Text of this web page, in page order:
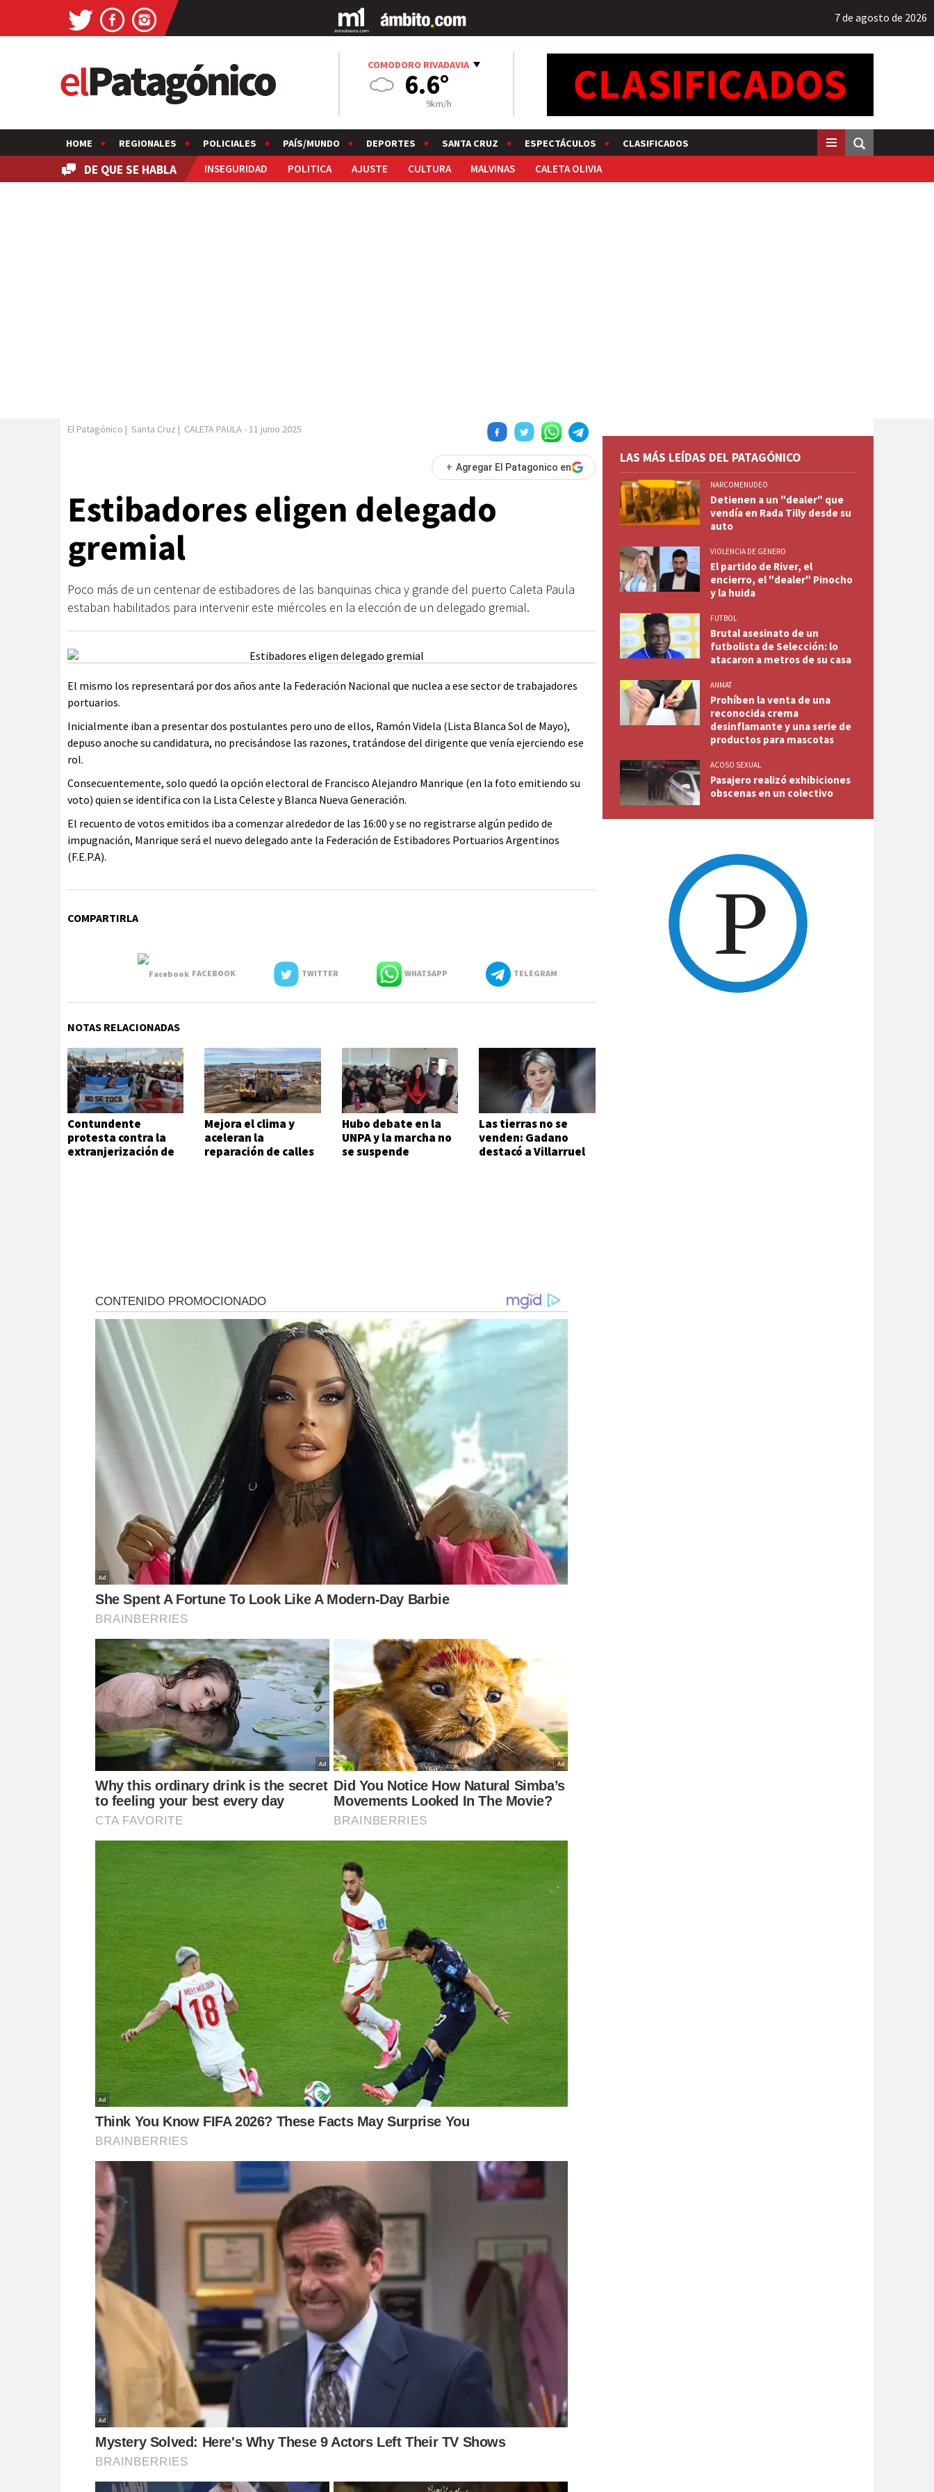
7 de agosto de 2026
COMODORO RIVADAVIA
6.6°
9km/h
HOME REGIONALES POLICIALES PAÍS/MUNDO DEPORTES SANTA CRUZ ESPECTÁCULOS CLASIFICADOS
DE QUE SE HABLA INSEGURIDAD POLITICA AJUSTE CULTURA MALVINAS CALETA OLIVIA
El Patagónico | Santa Cruz | CALETA PAULA- 11 junio 2025
+ Agregar El Patagonico en
Estibadores eligen delegado
gremial
Poco más de un centenar de estibadores de las banquinas chica y grande del puerto Caleta Paula
estaban habilitados para intervenir este miércoles en la elección de un delegado gremial.
El mismo los representará por dos años ante la Federación Nacional que nuclea a ese sector de trabajadores
portuarios.
Inicialmente iban a presentar dos postulantes pero uno de ellos, Ramón Videla (Lista Blanca Sol de Mayo),
depuso anoche su candidatura, no precisándose las razones, tratándose del dirigente que venía ejerciendo ese
rol.
Consecuentemente, solo quedó la opción electoral de Francisco Alejandro Manrique (en la foto emitiendo su
voto) quien se identifica con la Lista Celeste y Blanca Nueva Generación.
El recuento de votos emitidos iba a comenzar alrededor de las 16:00 y se no registrarse algún pedido de
impugnación, Manrique será el nuevo delegado ante la Federación de Estibadores Portuarios Argentinos
(F.E.P.A).
COMPARTIRLA
FACEBOOK TWITTER WHATSAPP TELEGRAM
NOTAS RELACIONADAS
Contundente
protesta contra la
extranjerización de
Mejora el clima y
aceleran la
reparación de calles
Hubo debate en la
UNPA y la marcha no
se suspende
Las tierras no se
venden: Gadano
destacó a Villarruel
LAS MÁS LEÍDAS DEL PATAGÓNICO
NARCOMENUDEO
Detienen a un "dealer" que
vendía en Rada Tilly desde su
auto
VIOLENCIA DE GENERO
El partido de River, el
encierro, el "dealer" Pinocho
y la huida
FUTBOL
Brutal asesinato de un
futbolista de Selección: lo
atacaron a metros de su casa
ANMAT
Prohíben la venta de una
reconocida crema
desinflamante y una serie de
productos para mascotas
ACOSO SEXUAL
Pasajero realizó exhibiciones
obscenas en un colectivo